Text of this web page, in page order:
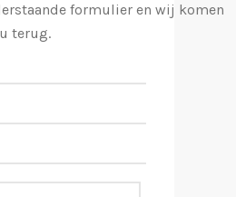
formulier en wij komen
terug.